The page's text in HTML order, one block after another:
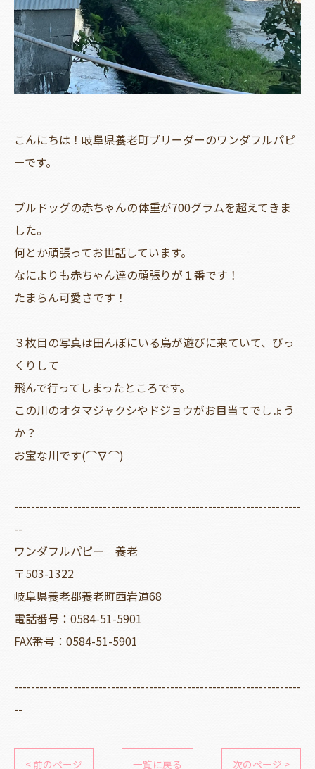
こんにちは！岐阜県養老町ブリーダーのワンダフルパピ
ーです。
ブルドッグの赤ちゃんの体重が700グラムを超えてきま
した。
何とか頑張ってお世話しています。
なによりも赤ちゃん達の頑張りが１番です！
たまらん可愛さです！
３枚目の写真は田んぼにいる鳥が遊びに来ていて、びっ
くりして
飛んで行ってしまったところです。
この川のオタマジャクシやドジョウがお目当てでしょう
か？
お宝な川です(⌒∇⌒)
--------------------------------------------------------------------
--
ワンダフルパピー 養老
〒503-1322
岐阜県養老郡養老町西岩道68
電話番号：0584-51-5901
FAX番号：0584-51-5901
--------------------------------------------------------------------
--
< 前のページ 一覧に戻る 次のページ >